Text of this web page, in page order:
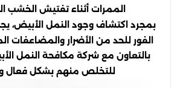
الممرات أثناء تفتيش الخشب
بمجرد اكتشاف وجود النمل الأبيض،
الفور للحد من الأضرار والمضاعفات
بالتعاون مع شركة مكافحة النمل
للتخلص منهم بشكل فعال